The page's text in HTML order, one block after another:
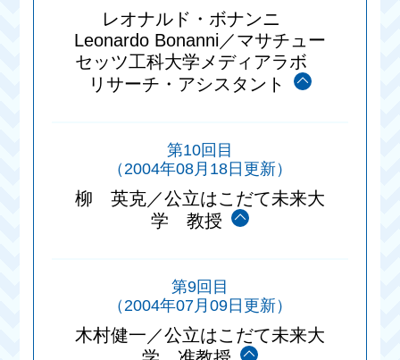
レオナルド・ボナンニ
Leonardo Bonanni／マサチュー
セッツ工科大学メディアラボ
リサーチ・アシスタント
第10回目
（2004年08月18日更新）
柳 英克／公立はこだて未来大
学 教授
第9回目
（2004年07月09日更新）
木村健一／公立はこだて未来大